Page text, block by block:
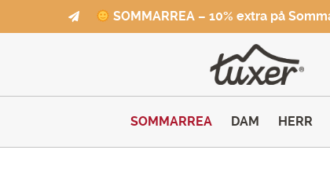
SOMMARREA – 10% extra på
SOMMARREA DAM HERR